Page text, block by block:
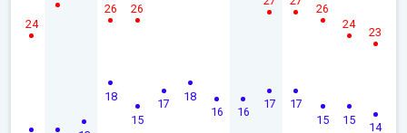
24
18
26
15
26
17
18
16 16
17 17
15
26
15
24
14
23